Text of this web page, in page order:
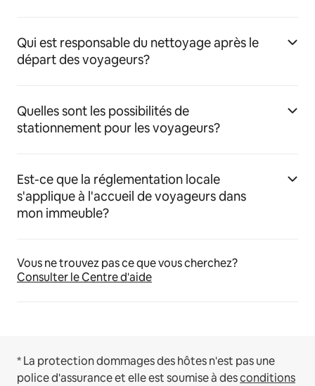
Qui est responsable du nettoyage après le
départ des voyageurs?
Quelles sont les possibilités de
stationnement pour les voyageurs?
Est-ce que la réglementation locale
s'applique à l'accueil de voyageurs dans
mon immeuble?
Vous ne trouvez pas ce que vous cherchez?
Consulter le Centre d'aide
* La protection dommages des hôtes n'est pas une
police d'assurance et elle est soumise à desconditions